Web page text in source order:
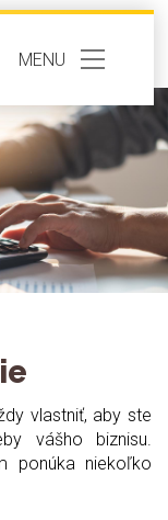
MENU
vlastniť, aby ste
vášho biznisu.
ponúka niekoľko